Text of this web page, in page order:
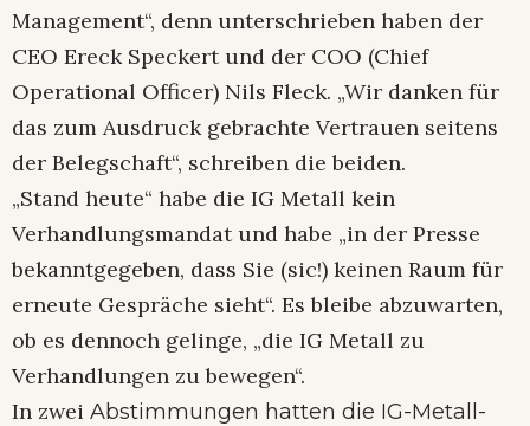
Management“, denn unterschrieben haben der
CEO Ereck Speckert und der COO (Chief
Operational Officer) Nils Fleck. „Wir danken für
das zum Ausdruck gebrachte Vertrauen seitens
der Belegschaft“, schreiben die beiden.
„Stand heute“ habe die IG Metall kein
Verhandlungsmandat und habe „in der Presse
bekanntgegeben, dass Sie (sic!) keinen Raum für
erneute Gespräche sieht“. Es bleibe abzuwarten,
ob es dennoch gelinge, „die IG Metall zu
Verhandlungen zu bewegen“.
In zwei Abstimmungen hatten die IG-Metall-